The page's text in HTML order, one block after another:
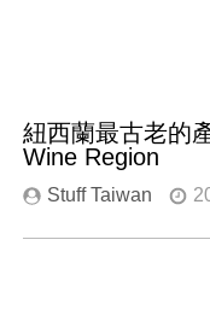
紐西蘭最古老的
Wine Region
Stuff Taiwan